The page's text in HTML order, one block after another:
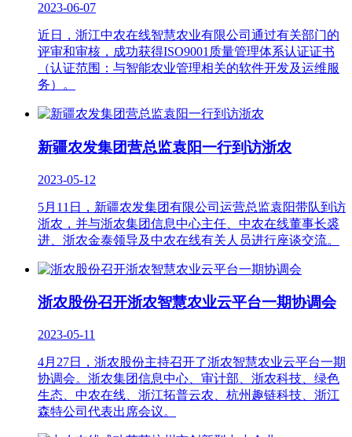
2023-06-07
近日，浙江中农在线智慧农业有限公司通过有关部门的
评审和审核，成功获得ISO9001质量管理体系认证证书
（认证范围：与智能农业管理相关的软件开发及运维服
务）。
新疆农发集团营总监袁阳一行到访浙农
2023-05-12
5月11日，新疆农发集团有限公司运营总监袁阳带队到访
浙农，并与浙农集团信息中心主任、中农在线董事长裘
进、浙农金泰领导及中农在线有关人员进行座谈交流。
浙农股份召开浙农智慧农业云平台一期协调会
2023-05-11
4月27日，浙农股份主持召开了浙农智慧农业云平台一期
协调会。浙农集团信息中心、审计部、浙农科技、绿色
生态、中农在线、浙江拓普云农、杭州趣链科技、浙江
森特公司代表出席会议。